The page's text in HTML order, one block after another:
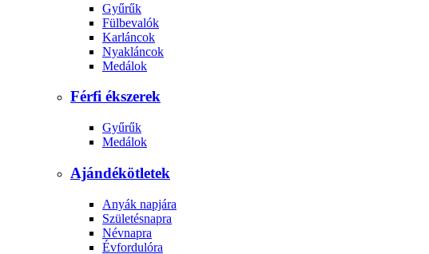
Gyűrűk
Fülbevalók
Karláncok
Nyakláncok
Medálok
Férfi ékszerek
Gyűrűk
Medálok
Ajándékötletek
Anyák napjára
Születésnapra
Névnapra
Évfordulóra